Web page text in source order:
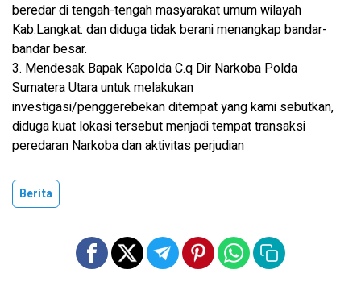
beredar di tengah-tengah masyarakat umum wilayah
Kab.Langkat. dan diduga tidak berani menangkap bandar-
bandar besar.
3. Mendesak Bapak Kapolda C.q Dir Narkoba Polda
Sumatera Utara untuk melakukan
investigasi/penggerebekan ditempat yang kami sebutkan,
diduga kuat lokasi tersebut menjadi tempat transaksi
peredaran Narkoba dan aktivitas perjudian
Berita